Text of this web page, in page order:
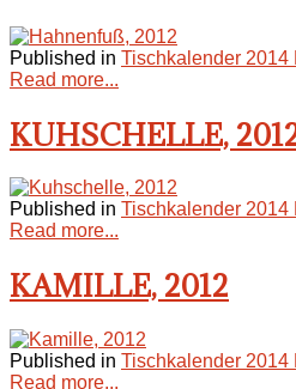
Published in Tischkalender 2014
Read more...
KUHSCHELLE,
Published in Tischkalender 2014
Read more...
KAMILLE, 2012
Published in Tischkalender 2014
Read more...